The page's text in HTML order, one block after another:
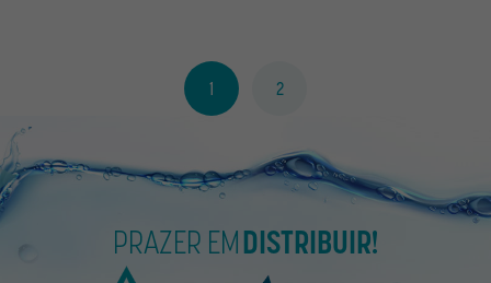
1 2
PRAZER EMDISTRIBUIR!